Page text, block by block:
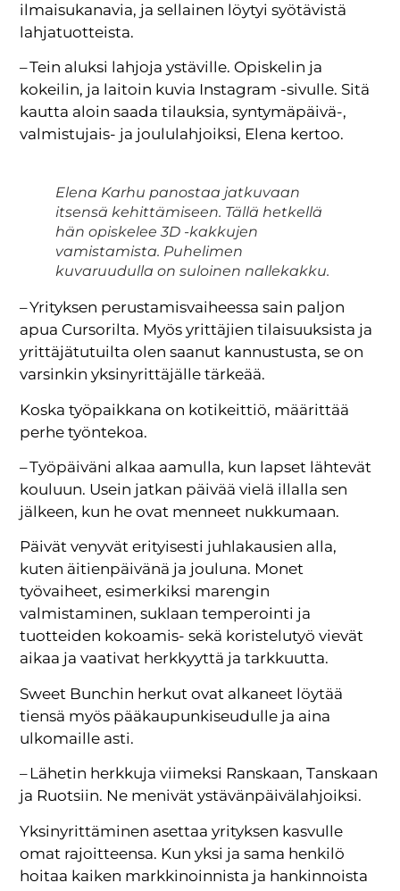
ilmaisukanavia, ja sellainen löytyi syötävistä
lahjatuotteista.
– Tein aluksi lahjoja ystäville. Opiskelin ja
kokeilin, ja laitoin kuvia Instagram -sivulle. Sitä
kautta aloin saada tilauksia, syntymäpäivä-,
valmistujais- ja joululahjoiksi, Elena kertoo.
Elena Karhu panostaa jatkuvaan
itsensä kehittämiseen. Tällä hetkellä
hän opiskelee 3D -kakkujen
vamistamista. Puhelimen
kuvaruudulla on suloinen nallekakku.
– Yrityksen perustamisvaiheessa sain paljon
apua Cursorilta. Myös yrittäjien tilaisuuksista ja
yrittäjätutuilta olen saanut kannustusta, se on
varsinkin yksinyrittäjälle tärkeää.
Koska työpaikkana on kotikeittiö, määrittää
perhe työntekoa.
– Työpäiväni alkaa aamulla, kun lapset lähtevät
kouluun. Usein jatkan päivää vielä illalla sen
jälkeen, kun he ovat menneet nukkumaan.
Päivät venyvät erityisesti juhlakausien alla,
kuten äitienpäivänä ja jouluna. Monet
työvaiheet, esimerkiksi marengin
valmistaminen, suklaan temperointi ja
tuotteiden kokoamis- sekä koristelutyö vievät
aikaa ja vaativat herkkyyttä ja tarkkuutta.
Sweet Bunchin herkut ovat alkaneet löytää
tiensä myös pääkaupunkiseudulle ja aina
ulkomaille asti.
– Lähetin herkkuja viimeksi Ranskaan, Tanskaan
ja Ruotsiin. Ne menivät ystävänpäivälahjoiksi.
Yksinyrittäminen asettaa yrityksen kasvulle
omat rajoitteensa. Kun yksi ja sama henkilö
hoitaa kaiken markkinoinnista ja hankinnoista